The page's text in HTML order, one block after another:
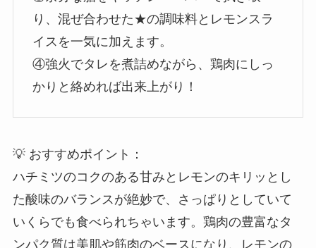
り、混ぜ合わせた★の調味料とレモンスラ
イスを一気に加えます。
④強火でタレを煮詰めながら、鶏肉にしっ
かりと絡めれば出来上がり！
💡 おすすめポイント：
ハチミツのコクのある甘みとレモンのキリッとし
た酸味のバランスが絶妙で、さっぱりとしていて
いくらでも食べられちゃいます。鶏肉の豊富なタ
ンパク質は美肌や筋肉のベースになり、レモンの